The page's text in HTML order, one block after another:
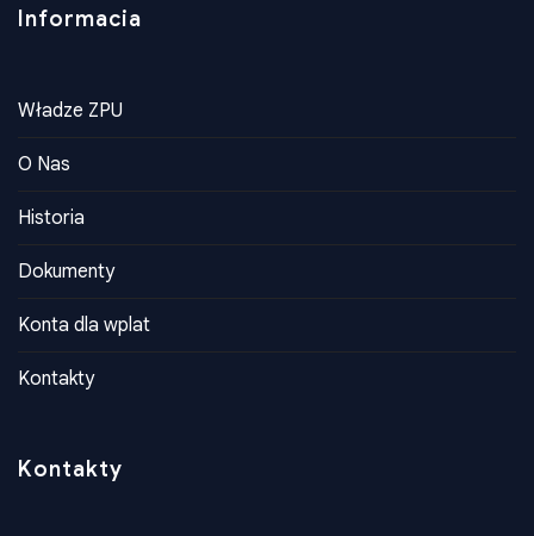
Informacia
Władze ZPU
O Nas
Historia
Dokumenty
Konta dla wplat
Kontakty
Kontakty